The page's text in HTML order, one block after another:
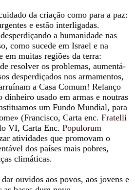
da criação como para a paz:
e estão interligadas.
a humanidade nas
como sucede em Israel e na
em muitas regiões da terra:
resolver os problemas, aumentá-
desperdiçados nos armamentos,
a Casa Comum! Relanço
dinheiro usado em armas e noutras
um Fundo Mundial, para
(Francisco, Carta enc. Fratelli
VI, Carta Enc. Populorum
atividades que promovam o
dos países mais pobres,
climáticas.
ouvidos aos povos, aos jovens e